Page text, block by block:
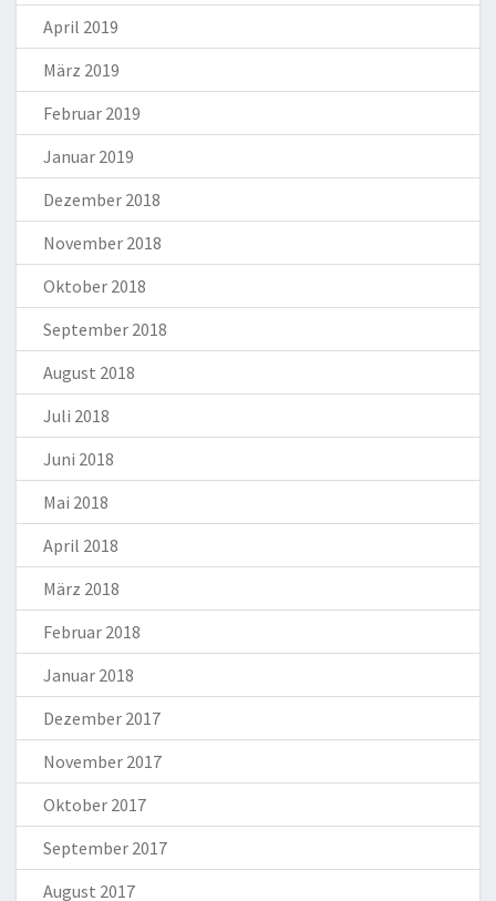
April 2019
März 2019
Februar 2019
Januar 2019
Dezember 2018
November 2018
Oktober 2018
September 2018
August 2018
Juli 2018
Juni 2018
Mai 2018
April 2018
März 2018
Februar 2018
Januar 2018
Dezember 2017
November 2017
Oktober 2017
September 2017
August 2017